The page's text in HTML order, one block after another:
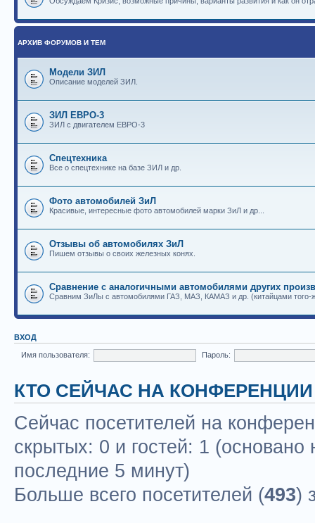
АРХИВ ФОРУМОВ И ТЕМ
Модели ЗИЛ
Описание моделей ЗИЛ.
ЗИЛ ЕВРО-3
ЗИЛ с двигателем ЕВРО-3
Спецтехника
Все о спецтехнике на базе ЗИЛ и др.
Фото автомобилей ЗиЛ
Красивые, интересные фото автомобилей марки ЗиЛ и др...
Отзывы об автомобилях ЗиЛ
Пишем отзывы о своих железных конях.
Сравнение с аналогичными автомобилями других
Сравним ЗиЛы с автомобилями ГАЗ, МАЗ, КАМАЗ и др. (китайцами того-
ВХОД
Имя пользователя: Пароль:
КТО СЕЙЧАС НА КОНФЕРЕНЦИИ
Сейчас посетителей на
скрытых: 0 и гостей: 1 (основано
последние 5 минут)
Больше всего посетителей (493)